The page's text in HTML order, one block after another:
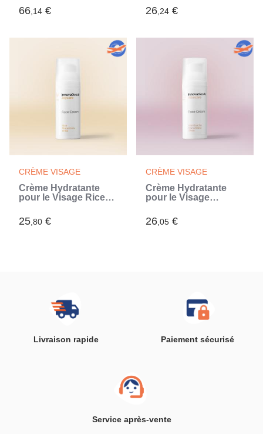
66,14 €
InnovaGoods 50 ml
26,24 €
CRÈME VISAGE
Crème Hydratante
pour le Visage Rice
50 ml
25,80 €
CRÈME VISAGE
Crème Hydratante
pour le Visage
InnovaGoods 50 ml
26,05 €
Livraison rapide Paiement sécurisé
Service après-vente